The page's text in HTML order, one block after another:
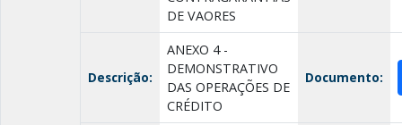
DE VAORES
Descrição:
ANEXO 4 -
DEMONSTRATIVO
DAS OPERAÇÕES DE
CRÉDITO
Documento: